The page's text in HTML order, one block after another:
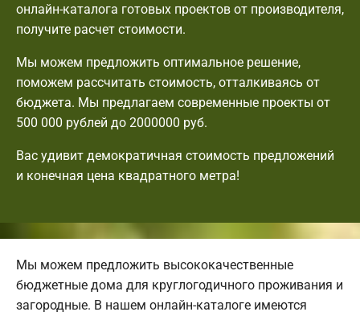
онлайн-каталога готовых проектов от производителя,
получите расчет стоимости.
Мы можем предложить оптимальное решение,
поможем рассчитать стоимость, отталкиваясь от
бюджета. Мы предлагаем современные проекты от
500 000 рублей до 2000000 руб.
Вас удивит демократичная стоимость предложений
и конечная цена квадратного метра!
Мы можем предложить высококачественные
бюджетные дома для круглогодичного проживания и
загородные. В нашем онлайн-каталоге имеются